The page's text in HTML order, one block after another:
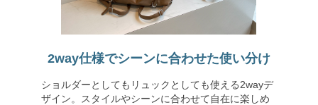
2way仕様でシーンに合わせた使い分け
ショルダーとしてもリュックとしても使える2wayデ
ザイン。スタイルやシーンに合わせて自在に楽しめ